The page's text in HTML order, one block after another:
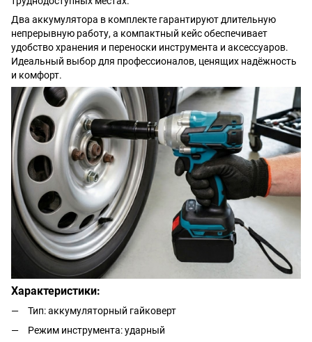
Два аккумулятора в комплекте гарантируют длительную
непрерывную работу, а компактный кейс обеспечивает
удобство хранения и переноски инструмента и аксессуаров.
Идеальный выбор для профессионалов, ценящих надёжность
и комфорт.
Характеристики:
Тип: аккумуляторный гайковерт
Режим инструмента: ударный